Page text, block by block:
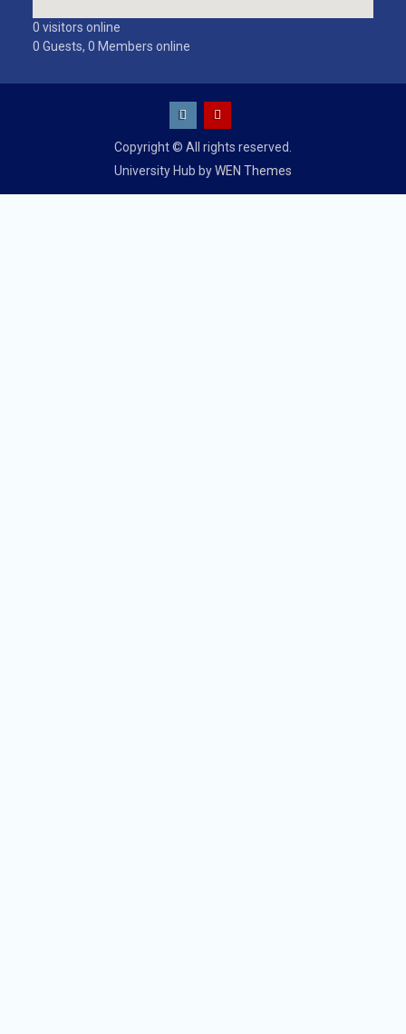
0 visitors online
0 Guests, 0 Members online
Copyright © All rights reserved.
University Hub byWEN Themes